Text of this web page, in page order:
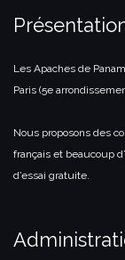
Les Apaches de
Paris (5e
Nous proposons des
français et beaucoup
d’essai gratuite.